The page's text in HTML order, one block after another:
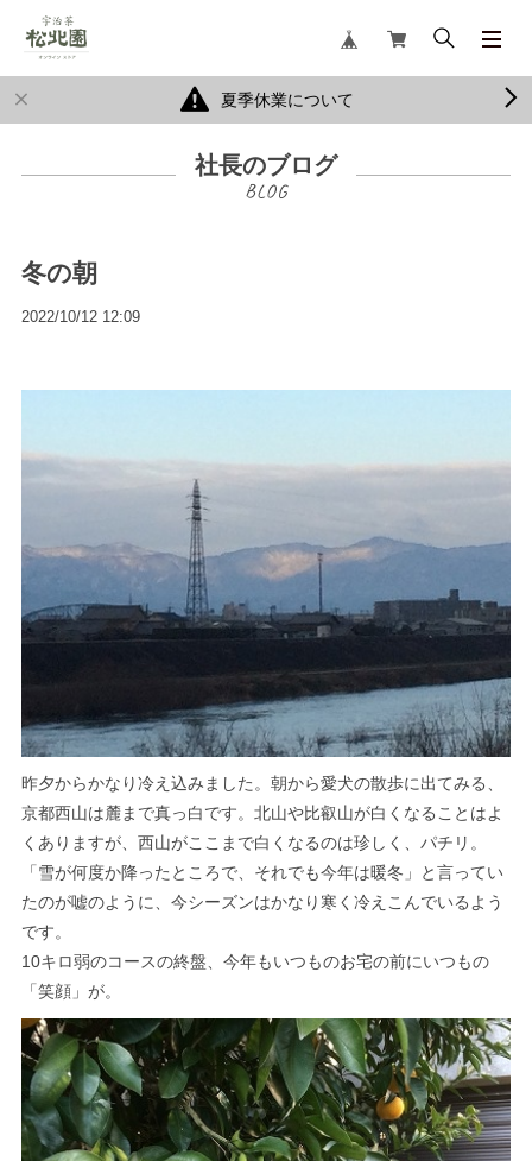
夏季休業について
社長のブログ
冬の朝
2022/10/12 12:09
昨夕からかなり冷え込みました。朝から愛犬の散歩に出てみる、
京都西山は麓まで真っ白です。北山や比叡山が白くなることはよ
くありますが、西山がここまで白くなるのは珍しく、パチリ。
「雪が何度か降ったところで、それでも今年は暖冬」と言ってい
たのが嘘のように、今シーズンはかなり寒く冷えこんでいるよう
です。
10キロ弱のコースの終盤、今年もいつものお宅の前にいつもの
「笑顔」が。